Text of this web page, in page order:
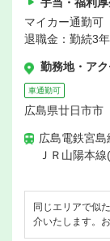
マイカー通勤可
退職金：勤続3
勤務地・ア
車通勤可
広島県廿日市市
広島電鉄宮
ＪＲ山陽本
同じエリアで似
介いたします。